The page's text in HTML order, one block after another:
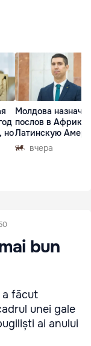
но
Молдова
послов в Африку
Латинскую
вчера
bun
a făcut
unei gale
ai anului